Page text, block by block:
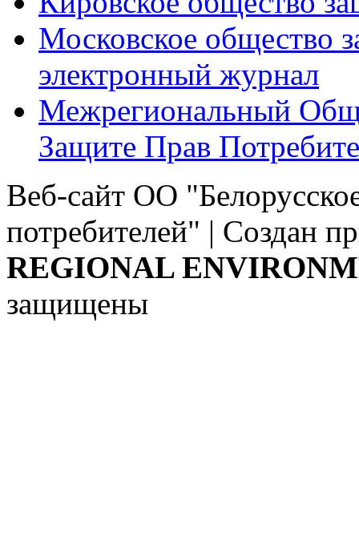
Московское общество
электронный журнал
Межрегиональный
Защите Прав
Веб-сайт ОО
потребителей" | Создан
REGIONAL
защищены